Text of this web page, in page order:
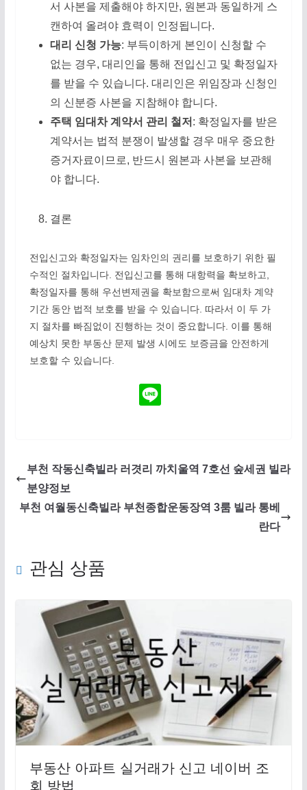
서 사본을 제출해야 하지만, 원본과 동일하게 스
캔하여 올려야 효력이 인정됩니다.
대리 신청 가능: 부득이하게 본인이 신청할 수
없는 경우, 대리인을 통해 전입신고 및 확정일자
를 받을 수 있습니다. 대리인은 위임장과 신청인
의 신분증 사본을 지참해야 합니다.
주택 임대차 계약서 관리 철저 : 확정일자를 받은
계약서는 법적 분쟁이 발생할 경우 매우 중요한
증거자료이므로, 반드시 원본과 사본을 보관해
야 합니다.
결론
전입신고와 확정일자는 임차인의 권리를 보호하기 위한 필
수적인 절차입니다. 전입신고를 통해 대항력을 확보하고,
확정일자를 통해 우선변제권을 확보함으로써 임대차 계약
기간 동안 법적 보호를 받을 수 있습니다. 따라서 이 두 가
지 절차를 빠짐없이 진행하는 것이 중요합니다. 이를 통해
예상치 못한 부동산 문제 발생 시에도 보증금을 안전하게
보호할 수 있습니다.
부천 작동신축빌라 러겻리 까치울역 7호선 숲세권 빌라
분양정보
부천 여월동신축빌라 부천종합운동장역 3룸 빌라 통베
란다
관심 상품
부동산 아파트 실거래가 신고 네이버 조
회 방법